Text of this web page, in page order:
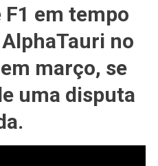
F1:
De
Vries
Está
Sendo
Da
em tempo
no
março, se
uma disputa